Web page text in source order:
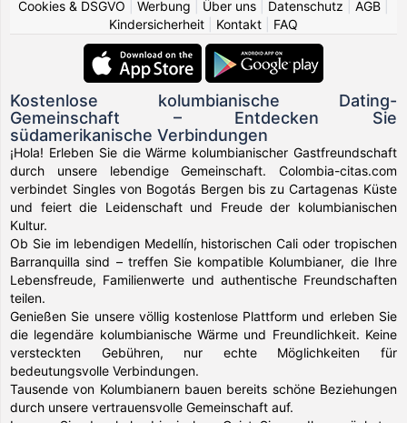
Cookies & DSGVO
Werbung Über uns Datenschutz AGB
Kindersicherheit
Kontakt FAQ
Kostenlose kolumbianische Dating-
Gemeinschaft – Entdecken Sie
südamerikanische Verbindungen
¡Hola! Erleben Sie die Wärme kolumbianischer Gastfreundschaft
durch unsere lebendige Gemeinschaft. Colombia-citas.com
verbindet Singles von Bogotás Bergen bis zu Cartagenas Küste
und feiert die Leidenschaft und Freude der kolumbianischen
Kultur.
Ob Sie im lebendigen Medellín, historischen Cali oder tropischen
Barranquilla sind – treffen Sie kompatible Kolumbianer, die Ihre
Lebensfreude, Familienwerte und authentische Freundschaften
teilen.
Genießen Sie unsere völlig kostenlose Plattform und erleben Sie
die legendäre kolumbianische Wärme und Freundlichkeit. Keine
versteckten Gebühren, nur echte Möglichkeiten für
bedeutungsvolle Verbindungen.
Tausende von Kolumbianern bauen bereits schöne Beziehungen
durch unsere vertrauensvolle Gemeinschaft auf.